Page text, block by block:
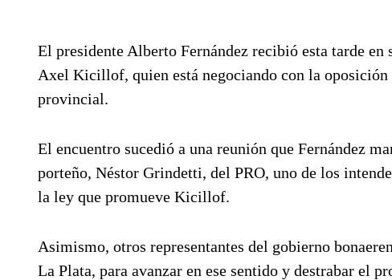
El presidente Alberto Fernández recibió esta tarde en
Axel Kicillof, quien está negociando con la
provincial.
El encuentro sucedió a una reunión que Fernández
porteño, Néstor Grindetti, del PRO, uno de los
la ley que promueve Kicillof.
Asimismo, otros representantes del gobierno
La Plata, para avanzar en ese sentido y destrabar el